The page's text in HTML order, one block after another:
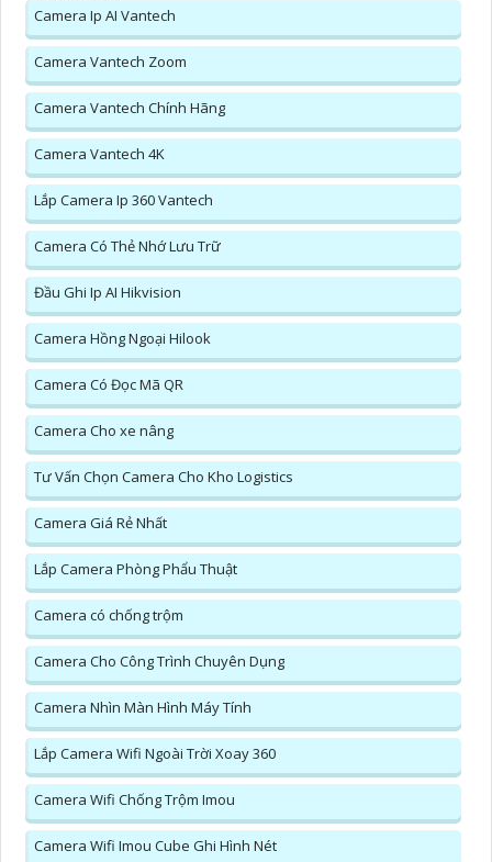
Camera Ip AI Vantech
Camera Vantech Zoom
Camera Vantech Chính Hãng
Camera Vantech 4K
Lắp Camera Ip 360 Vantech
Camera Có Thẻ Nhớ Lưu Trữ
Đầu Ghi Ip AI Hikvision
Camera Hồng Ngoại Hilook
Camera Có Đọc Mã QR
Camera Cho xe nâng
Tư Vấn Chọn Camera Cho Kho Logistics
Camera Giá Rẻ Nhất
Lắp Camera Phòng Phẩu Thuật
Camera có chống trộm
Camera Cho Công Trình Chuyên Dụng
Camera Nhìn Màn Hình Máy Tính
Lắp Camera Wifi Ngoài Trời Xoay 360
Camera Wifi Chống Trộm Imou
Camera Wifi Imou Cube Ghi Hình Nét